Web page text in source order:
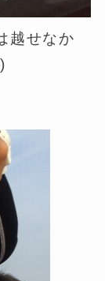
越せなか